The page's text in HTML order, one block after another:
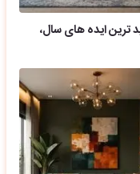
ترین ایده های سال،